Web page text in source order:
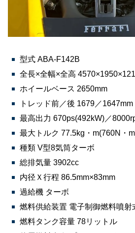
型式 ABA-F142B
全長×全幅×全高
ホイールベース 2650mm
トレッド前／後 1679／1647mm
最高出力 670ps(492kW)／
最大トルク 77.5kg・m(760N・
種類 V型8気筒ターボ
総排気量 3902cc
内径Ｘ行程 86.5mm×83mm
過給機 ターボ
燃料供給装置 電子制御燃料噴射
燃料タンク容量 78リットル